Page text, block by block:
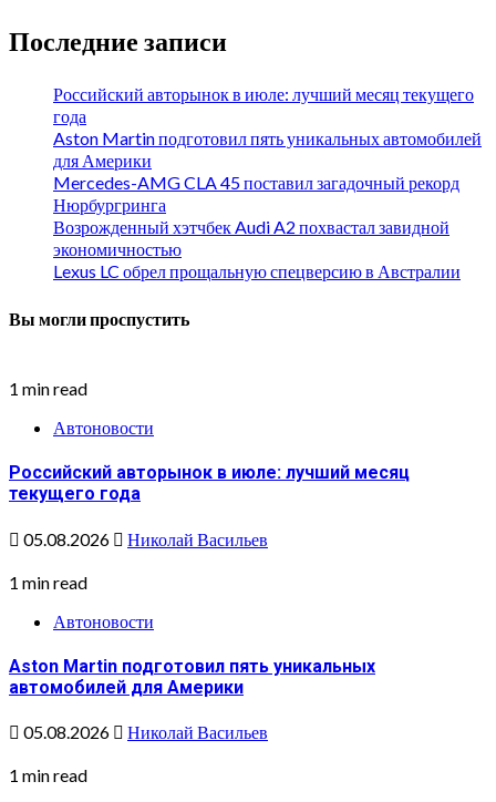
Последние записи
Российский авторынок в июле: лучший месяц текущего
года
Aston Martin подготовил пять уникальных автомобилей
для Америки
Mercedes-AMG CLA 45 поставил загадочный рекорд
Нюрбургринга
Возрожденный хэтчбек Audi A2 похвастал завидной
экономичностью
Lexus LC обрел прощальную спецверсию в Австралии
Вы могли проспустить
1 min read
Автоновости
Российский авторынок в июле: лучший месяц
текущего года
05.08.2026 Николай Васильев
1 min read
Автоновости
Aston Martin подготовил пять уникальных
автомобилей для Америки
05.08.2026 Николай Васильев
1 min read